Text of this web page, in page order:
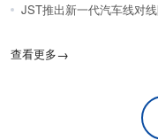
JST推出新一代汽车线对
查看更多→